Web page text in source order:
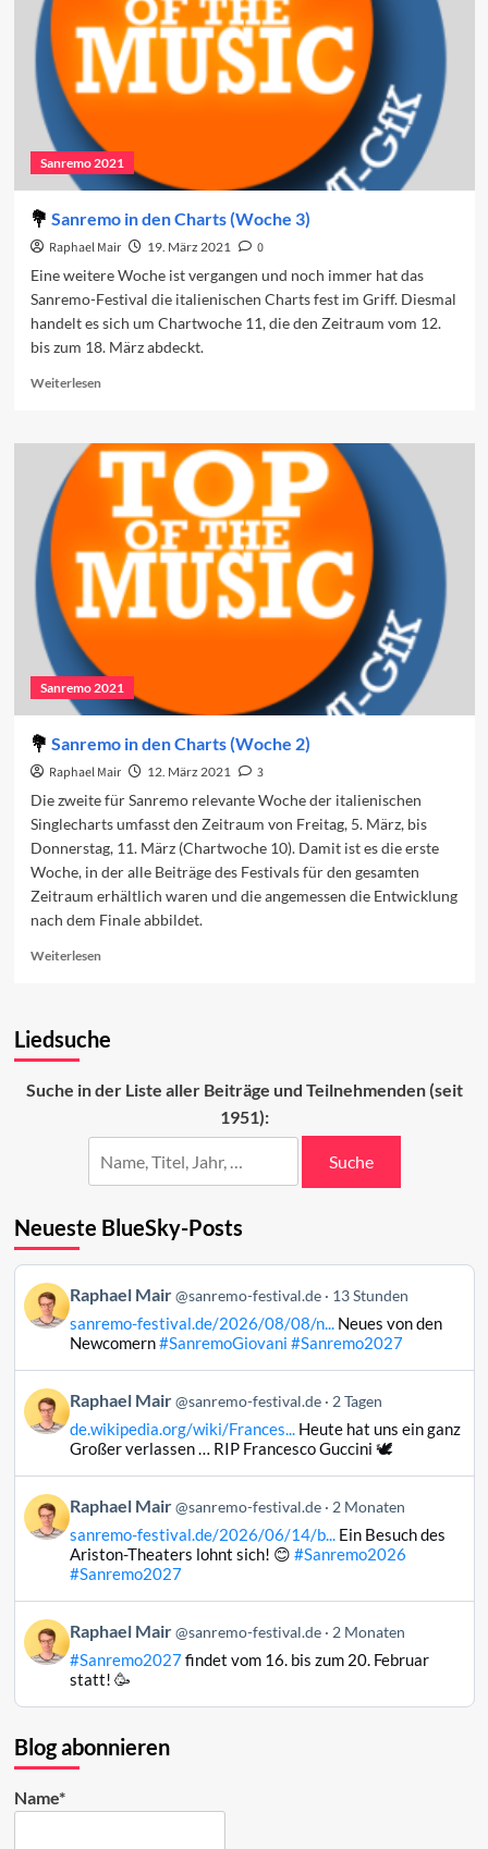
Charts
(Woche
2)
Sanremo 2021
Sanremo in den Charts (Woche 3)
Raphael Mair 19. März 2021
0
Eine weitere Woche ist vergangen und noch immer hat das
Sanremo-Festival die italienischen Charts fest im Griff. Diesmal
handelt es sich um Chartwoche 11, die den Zeitraum vom 12.
bis zum 18. März abdeckt.
WeiterlesenRead
Sanremo
den
Charts
(Woche
Sanremo 2021
Sanremo in den Charts (Woche 2)
Raphael Mair 12. März 2021
3
Die zweite für Sanremo relevante Woche der italienischen
Singlecharts umfasst den Zeitraum von Freitag, 5. März, bis
Donnerstag, 11. März (Chartwoche 10). Damit ist es die erste
Woche, in der alle Beiträge des Festivals für den gesamten
Zeitraum erhältlich waren und die angemessen die Entwicklung
nach dem Finale abbildet.
WeiterlesenRead
in
(Woche
Liedsuche
Suche in der Liste aller Beiträge und Teilnehmenden (seit
1951):
Suche
Neueste BlueSky-Posts
Beitrag
von
Raphael
Bluesky
ansehen
Raphael Mair @sanremo-festival.de 13 Stunden
sanremo-festival.de/2026/08/08/n...Neues von den
Newcomern#SanremoGiovani #Sanremo2027
Beitrag
von
Raphael
Bluesky
ansehen
Raphael Mair @sanremo-festival.de 2 Tagen
de.wikipedia.org/wiki/Frances...Heute hat uns ein ganz
Großer verlassen … RIP Francesco Guccini 🕊️
Beitrag
von
Raphael
ansehen
Raphael Mair @sanremo-festival.de 2 Monaten
sanremo-festival.de/2026/06/14/b...Ein Besuch des
Ariston-Theaters lohnt sich! 😊 #Sanremo2026
#Sanremo2027
Beitrag
von
Raphael
Bluesky
ansehen
Raphael Mair @sanremo-festival.de 2 Monaten
#Sanremo2027findet vom 16. bis zum 20. Februar
statt! 🥳
Blog abonnieren
Name*